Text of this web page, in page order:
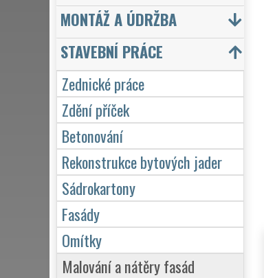
MONTÁŽ A ÚDRŽBA
STAVEBNÍ PRÁCE
Zednické práce
Zdění příček
Betonování
Rekonstrukce bytových jader
Sádrokartony
Fasády
Omítky
Malování a nátěry fasád